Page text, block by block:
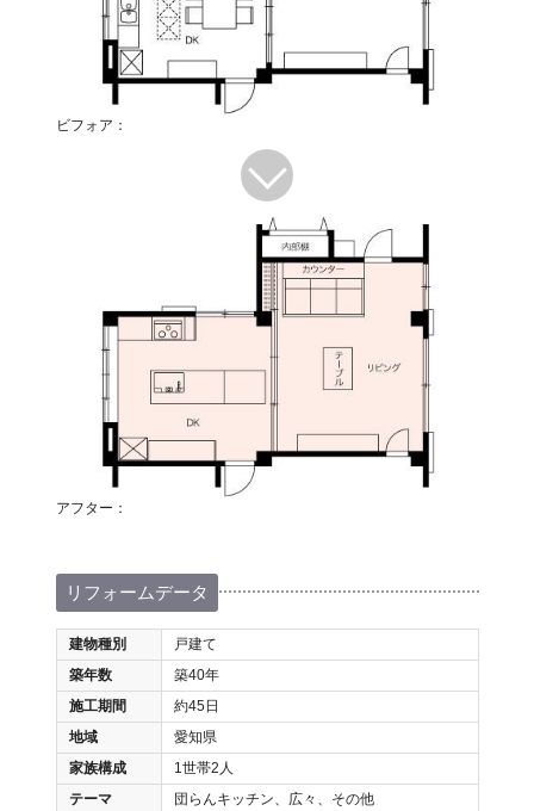
ビフォア：
アフター：
リフォームデータ
建物種別
戸建て
築年数
築40年
施工期間
約45日
地域
愛知県
家族構成
1世帯2人
テーマ
団らんキッチン、広々、その他